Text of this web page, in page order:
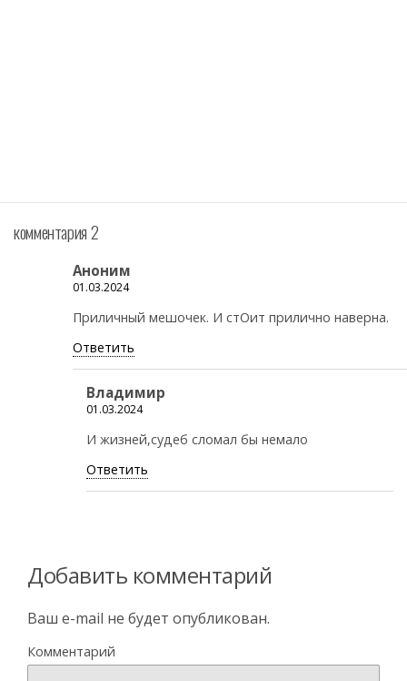
комментария 2
Аноним
01.03.2024
Приличный мешочек. И стОит прилично наверна.
Ответить
Владимир
01.03.2024
И жизней,судеб сломал бы немало
Ответить
Добавить комментарий
Ваш e-mail не будет опубликован.
Комментарий